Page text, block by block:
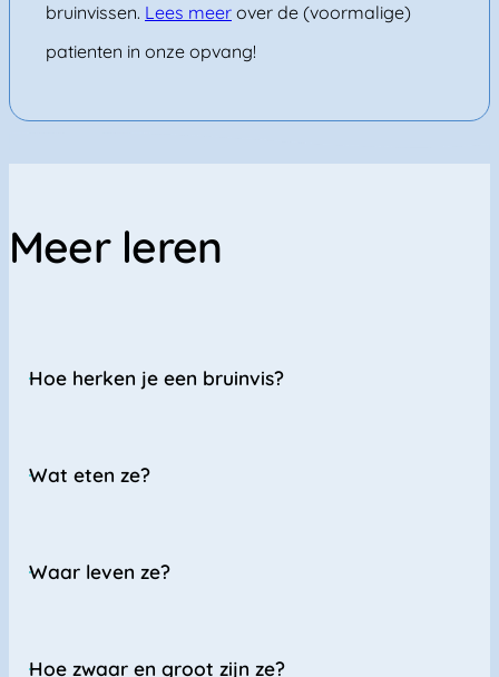
bruinvissen. Lees meer over de (voormalige)
patienten in onze opvang!
Meer leren
Hoe herken je een bruinvis?
Wat eten ze?
Waar leven ze?
Hoe zwaar en groot zijn ze?